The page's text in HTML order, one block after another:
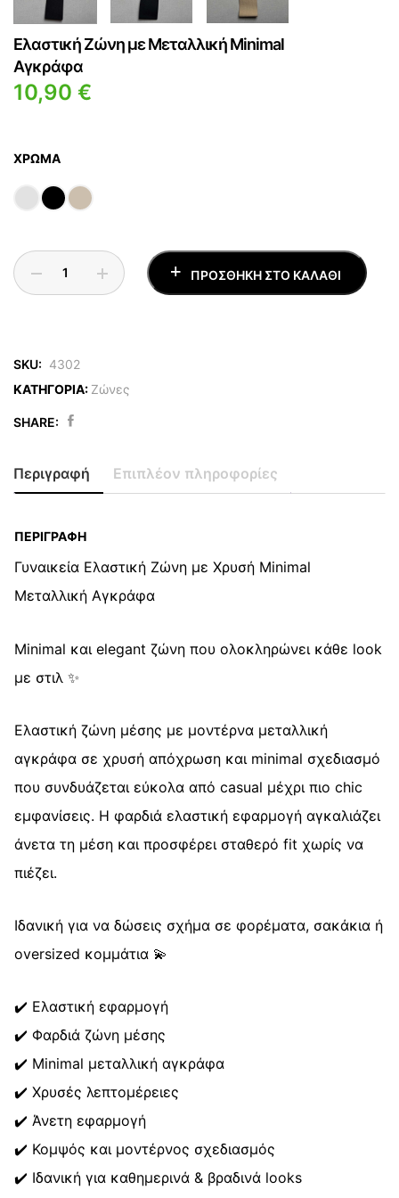
Ελαστική Ζώνη με Μεταλλική Minimal
Αγκράφα
10,90 €
ΧΡΏΜΑ
Ζώνη
με
Minimal
Αγκράφα
ΠΡΟΣΘΉΚΗ ΣΤΟ ΚΑΛΆΘΙ
SKU: 4302
ΚΑΤΗΓΟΡΙΑ: Ζώνες
SHARE:
Περιγραφή Επιπλέον πληροφορίες
ΠΕΡΙΓΡΑΦΉ
Γυναικεία Ελαστική Ζώνη με Χρυσή Minimal
Μεταλλική Αγκράφα
Minimal και elegant ζώνη που ολοκληρώνει κάθε look
με στιλ ✨
Ελαστική ζώνη μέσης με μοντέρνα μεταλλική
αγκράφα σε χρυσή απόχρωση και minimal σχεδιασμό
που συνδυάζεται εύκολα από casual μέχρι πιο chic
εμφανίσεις. Η φαρδιά ελαστική εφαρμογή αγκαλιάζει
άνετα τη μέση και προσφέρει σταθερό fit χωρίς να
πιέζει.
Ιδανική για να δώσεις σχήμα σε φορέματα, σακάκια ή
oversized κομμάτια 💫
✔️ Ελαστική εφαρμογή
✔️ Φαρδιά ζώνη μέσης
✔️ Minimal μεταλλική αγκράφα
✔️ Χρυσές λεπτομέρειες
✔️ Άνετη εφαρμογή
✔️ Κομψός και μοντέρνος σχεδιασμός
✔️ Ιδανική για καθημερινά & βραδινά looks